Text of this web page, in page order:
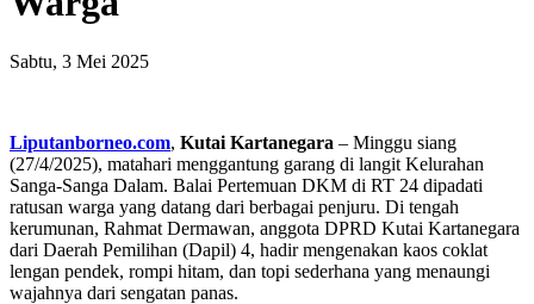
Sabtu, 3 Mei 2025
Liputanborneo.com, Kutai Kartanegara – Minggu siang
(27/4/2025), matahari menggantung garang di langit Kelurahan
Sanga-Sanga Dalam. Balai Pertemuan DKM di RT 24 dipadati
ratusan warga yang datang dari berbagai penjuru. Di tengah
kerumunan, Rahmat Dermawan, anggota DPRD Kutai Kartanegara
dari Daerah Pemilihan (Dapil) 4, hadir mengenakan kaos coklat
lengan pendek, rompi hitam, dan topi sederhana yang menaungi
wajahnya dari sengatan panas.